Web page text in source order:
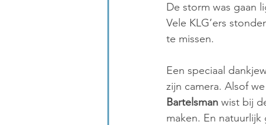
De storm was gaan
Vele KLG’ers
te missen.
Een speciaal
zijn camera. Alsof
Bartelsman wist bij
maken. En